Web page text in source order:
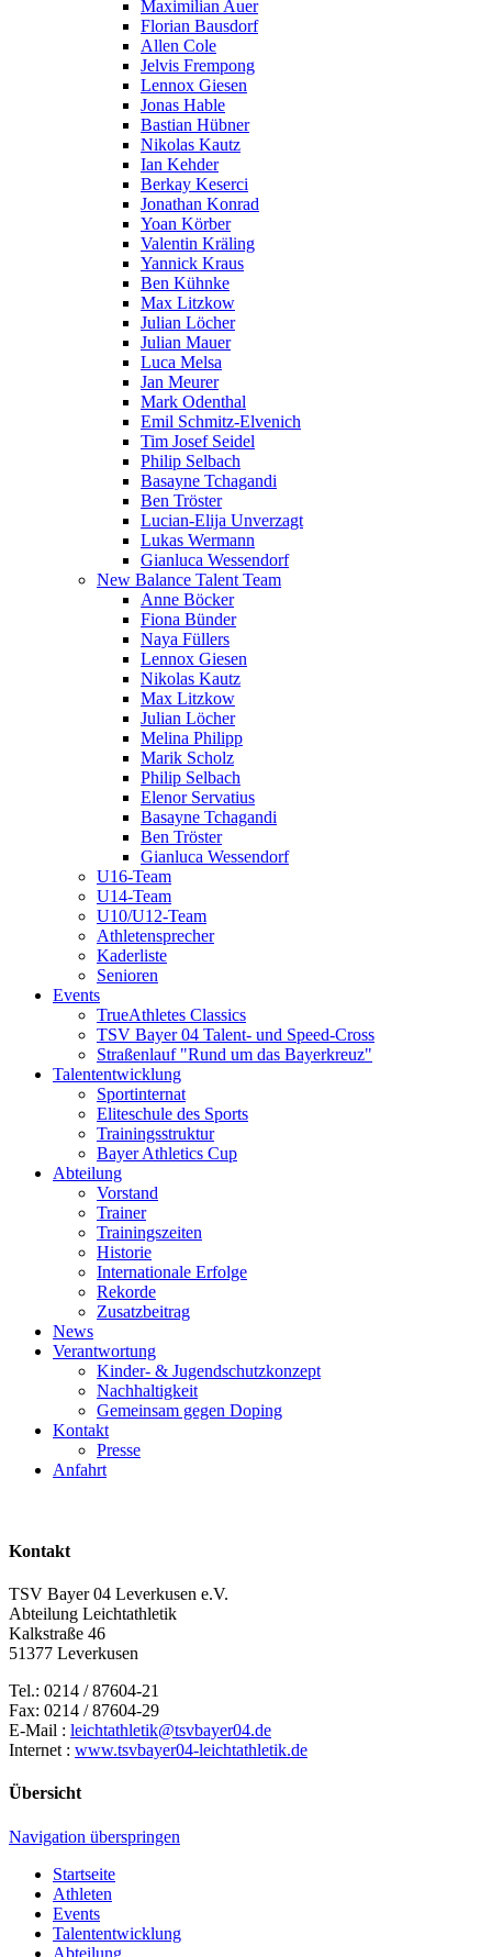
Maximilian Auer
Florian Bausdorf
Allen Cole
Jelvis Frempong
Lennox Giesen
Jonas Hable
Bastian Hübner
Nikolas Kautz
Ian Kehder
Berkay Keserci
Jonathan Konrad
Yoan Körber
Valentin Kräling
Yannick Kraus
Ben Kühnke
Max Litzkow
Julian Löcher
Julian Mauer
Luca Melsa
Jan Meurer
Mark Odenthal
Emil Schmitz-Elvenich
Tim Josef Seidel
Philip Selbach
Basayne Tchagandi
Ben Tröster
Lucian-Elija Unverzagt
Lukas Wermann
Gianluca Wessendorf
New Balance Talent Team
Anne Böcker
Fiona Bünder
Naya Füllers
Lennox Giesen
Nikolas Kautz
Max Litzkow
Julian Löcher
Melina Philipp
Marik Scholz
Philip Selbach
Elenor Servatius
Basayne Tchagandi
Ben Tröster
Gianluca Wessendorf
U16-Team
U14-Team
U10/U12-Team
Athletensprecher
Kaderliste
Senioren
Events
TrueAthletes Classics
TSV Bayer 04 Talent- und Speed-Cross
Straßenlauf "Rund um das Bayerkreuz"
Talententwicklung
Sportinternat
Eliteschule des Sports
Trainingsstruktur
Bayer Athletics Cup
Abteilung
Vorstand
Trainer
Trainingszeiten
Historie
Internationale Erfolge
Rekorde
Zusatzbeitrag
News
Verantwortung
Kinder- & Jugendschutzkonzept
Nachhaltigkeit
Gemeinsam gegen Doping
Kontakt
Presse
Anfahrt
Kontakt
TSV Bayer 04 Leverkusen e.V.
Abteilung Leichtathletik
Kalkstraße 46
51377 Leverkusen
Tel.: 0214 / 87604-21
Fax: 0214 / 87604-29
E-Mail : leichtathletik@tsvbayer04.de
Internet : www.tsvbayer04-leichtathletik.de
Übersicht
Navigation überspringen
Startseite
Athleten
Events
Talententwicklung
Abteilung